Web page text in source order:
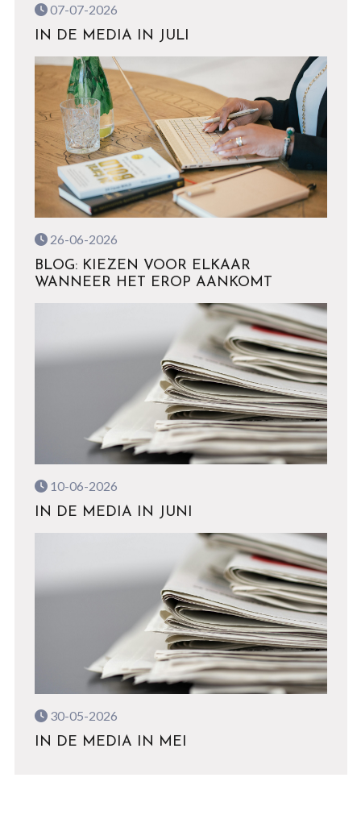
07-07-2026
IN DE MEDIA IN JULI
26-06-2026
BLOG: KIEZEN VOOR ELKAAR
WANNEER HET EROP AANKOMT
10-06-2026
IN DE MEDIA IN JUNI
30-05-2026
IN DE MEDIA IN MEI